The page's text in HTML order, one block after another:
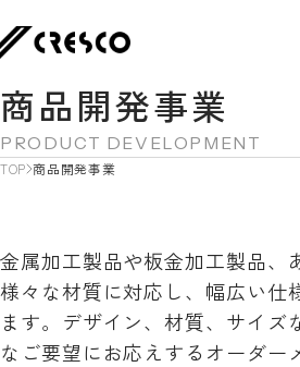
商品開発事業
PRODUCT DEVELOPMENT
TOP 商品開発事業
金属加工製品や板金加工製品、
様々な材質に対応し、幅広い仕
ます。デザイン、材質、サイズ
なご要望にお応えするオーダー